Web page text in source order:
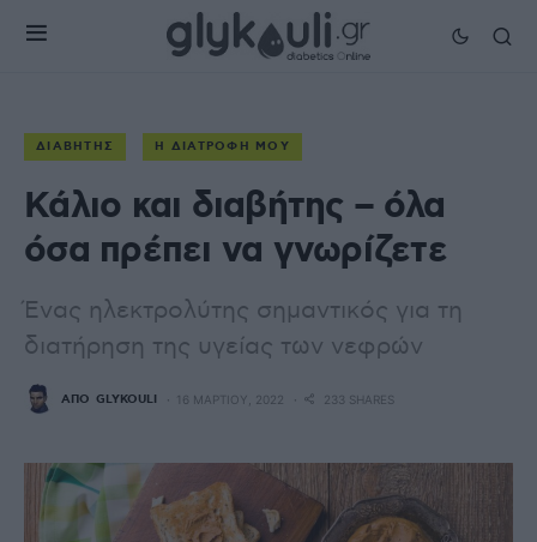
ΔΙΑΒΉΤΗΣ Η ΔΙΑΤΡΟΦΉ ΜΟΥ
Κάλιο και διαβήτης – όλα
όσα πρέπει να γνωρίζετε
Ένας ηλεκτρολύτης σημαντικός για τη
διατήρηση της υγείας των νεφρών
ΑΠΌ GLYKOULI 16 ΜΑΡΤΊΟΥ, 2022 233 SHARES